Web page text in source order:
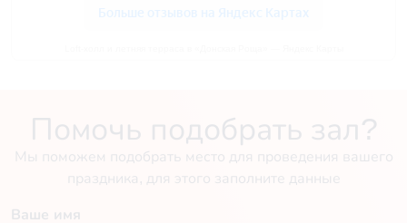
Помочь подобрать зал?
Мы поможем подобрать место для проведения вашего
праздника, для этого заполните данные
Ваше имя